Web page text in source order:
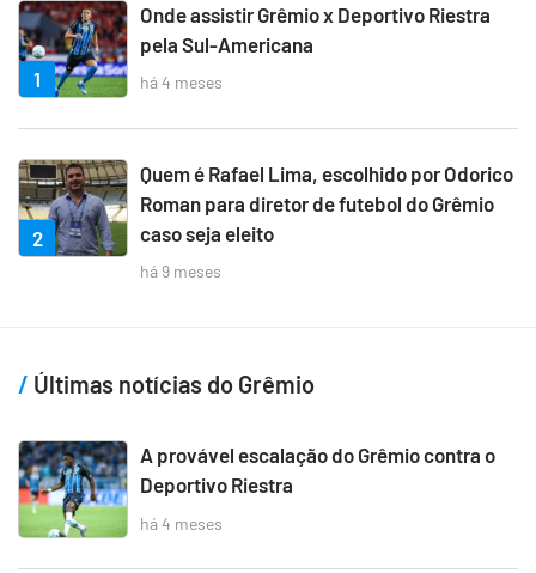
1
Onde assistir Grêmio x Deportivo Riestra
pela Sul-Americana
há 4 meses
2
Quem é Rafael Lima, escolhido por Odorico
Roman para diretor de futebol do Grêmio
caso seja eleito
há 9 meses
Últimas notícias do Grêmio
A provável escalação do Grêmio contra o
Deportivo Riestra
há 4 meses